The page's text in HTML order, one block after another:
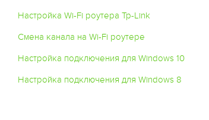
Настройка Wi-Fi роутера Tp-Link
Смена канала на Wi-Fi роутере
Настройка подключения для Windows 10
Настройка подключения для Windows 8